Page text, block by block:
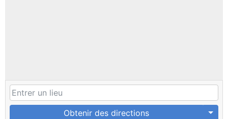
Obtenir des directions